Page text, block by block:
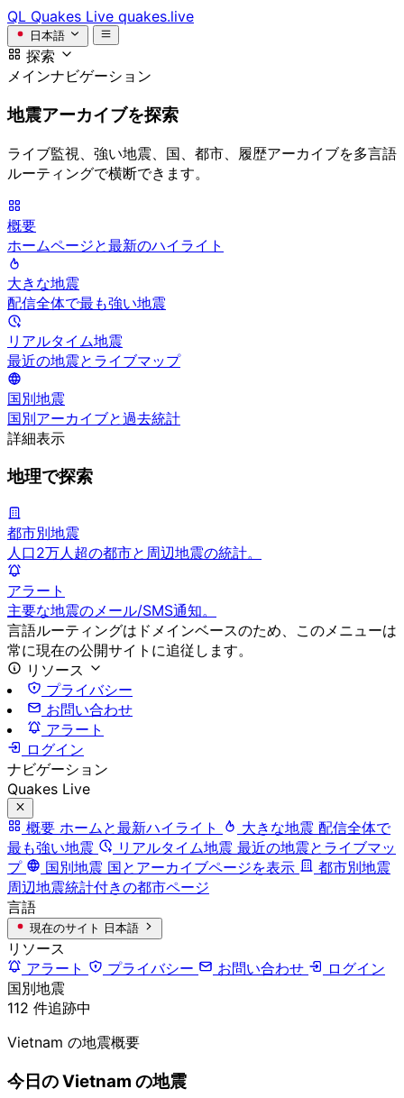
QL Quakes Live quakes.live
日本語
探索
メインナビゲーション
地震アーカイブを探索
ライブ監視、強い地震、国、都市、履歴アーカイブを多言語
ルーティングで横断できます。
概要
ホームページと最新のハイライト
大きな地震
配信全体で最も強い地震
リアルタイム地震
最近の地震とライブマップ
国別地震
国別アーカイブと過去統計
詳細表示
地理で探索
都市別地震
人口2万人超の都市と周辺地震の統計。
アラート
主要な地震のメール/SMS通知。
言語ルーティングはドメインベースのため、このメニューは
常に現在の公開サイトに追従します。
リソース
プライバシー
お問い合わせ
アラート
ログイン
ナビゲーション
Quakes Live
概要 ホームと最新ハイライト 大きな地震 配信全体で
最も強い地震
リアルタイム地震 最近の地震とライブマッ
プ
国別地震 国とアーカイブページを表示
都市別地震
周辺地震統計付きの都市ページ
言語
現在のサイト 日本語
リソース
アラート
プライバシー お問い合わせ
ログイン
国別地震
112 件追跡中
Vietnam の地震概要
今日の Vietnam の地震